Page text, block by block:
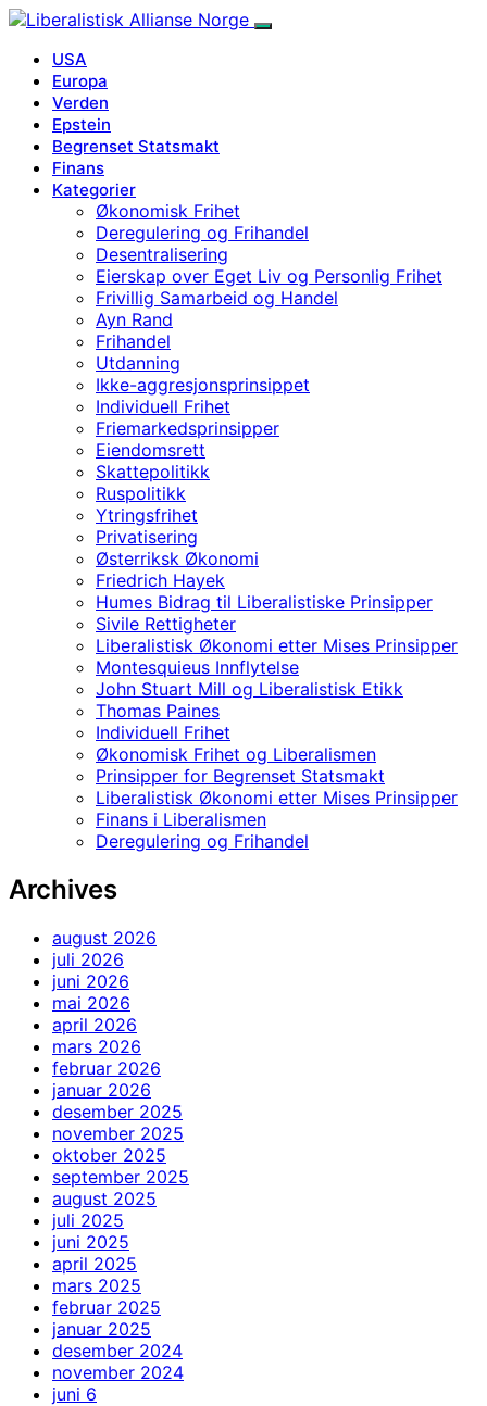
USA
Europa
Verden
Epstein
Begrenset Statsmakt
Finans
Kategorier
Økonomisk Frihet
Deregulering og Frihandel
Desentralisering
Eierskap over Eget Liv og Personlig Frihet
Frivillig Samarbeid og Handel
Ayn Rand
Frihandel
Utdanning
Ikke-aggresjonsprinsippet
Individuell Frihet
Friemarkedsprinsipper
Eiendomsrett
Skattepolitikk
Ruspolitikk
Ytringsfrihet
Privatisering
Østerriksk Økonomi
Friedrich Hayek
Humes Bidrag til Liberalistiske Prinsipper
Sivile Rettigheter
Liberalistisk Økonomi etter Mises Prinsipper
Montesquieus Innflytelse
John Stuart Mill og Liberalistisk Etikk
Thomas Paines
Individuell Frihet
Økonomisk Frihet og Liberalismen
Prinsipper for Begrenset Statsmakt
Liberalistisk Økonomi etter Mises Prinsipper
Finans i Liberalismen
Deregulering og Frihandel
Archives
august 2026
juli 2026
juni 2026
mai 2026
april 2026
mars 2026
februar 2026
januar 2026
desember 2025
november 2025
oktober 2025
september 2025
august 2025
juli 2025
juni 2025
april 2025
mars 2025
februar 2025
januar 2025
desember 2024
november 2024
juni 6